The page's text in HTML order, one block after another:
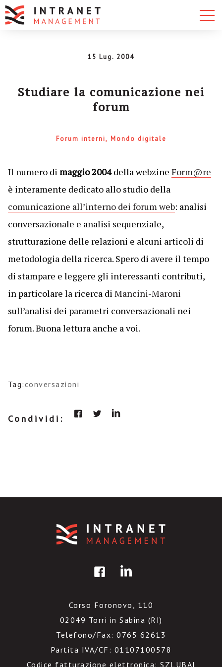
15 Lug. 2004
Studiare la comunicazione nei
forum
Forum interni Mondo digitale
Il numero di maggio 2004della webzine Form@re
è interamente dedicato allo studio della
comunicazione all’interno dei forum web: analisi
conversazionale e analisi sequenziale,
strutturazione delle relazioni e alcuni articoli di
metodologia della ricerca. Spero di avere il tempo
di stampare e leggere gli interessanti contributi,
in particolare la ricerca di Mancini-Maroni
sull’analisi dei parametri conversazionali nei
forum. Buona lettura anche a voi.
Tag:conversazioni
Condividi:
Corso Foronovo, 110
02049 Torri in Sabina (RI)
Telefono/Fax: 0765 62613
Partita IVA/CF: 01107100578
Codice fatturazione elettronica: SZLUBAI